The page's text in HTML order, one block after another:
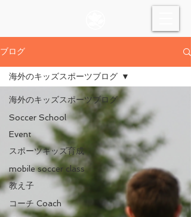
ブログ
海外のキッズスポーツブログ
Soccer School
Event
スポーツキッズ育成
mobile soccer class
教え子
コーチ Coach
海外のキッズスポーツブログ